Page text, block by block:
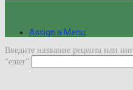
Assign a Menu
Введите название рецепта или
“enter”